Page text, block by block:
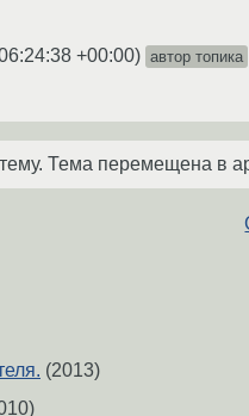
+00:00) автор топика
Тема перемещена в
(2013)